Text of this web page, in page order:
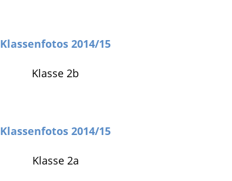
Klassenfotos 2014/15
Klasse 2b
Klassenfotos 2014/15
Klasse 2a